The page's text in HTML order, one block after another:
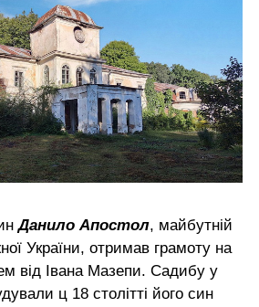
Данило Апостол, майбутній
України, отримав грамоту на
від Івана Мазепи. Садибу у
ц 18 столітті його син